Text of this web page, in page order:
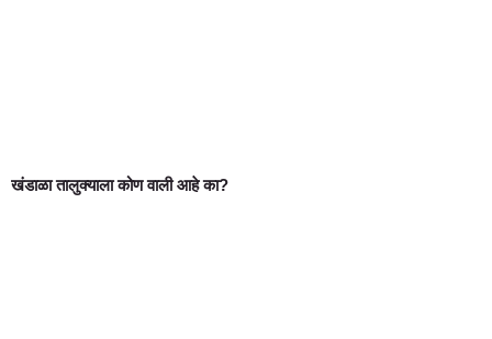
खंडाळा तालुक्याला कोण वाली आहे का?